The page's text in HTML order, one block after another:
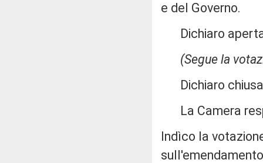
e del Governo.
Dichiaro
(Segue la
Dichiaro
La Camera
Indìco la